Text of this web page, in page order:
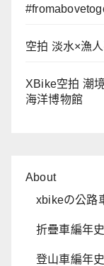
空拍 淡水×漁
XBike空拍 潮
海洋博物館
About
xbikeの公路
折疊車編年史
登山車編年史